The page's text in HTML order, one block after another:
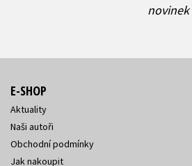
novinek
E-SHOP
Aktuality
Naši autoři
Obchodní podmínky
Jak nakoupit